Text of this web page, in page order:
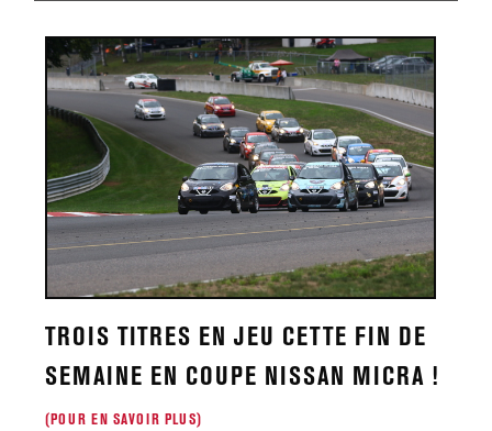
TROIS TITRES EN JEU CETTE FIN DE
SEMAINE EN COUPE NISSAN MICRA !
(POUR EN SAVOIR PLUS)